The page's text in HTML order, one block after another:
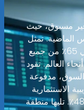
مسبوق، حيث
الخمس الماضية. تمثل
أنظمة تخزين الطاقة والكهروضوئية الآن حوالي 65٪ من جميع
العالم. تقود
62٪ من حصة السوق، مدفوعة
الاستثمارية
التي تقلل التكاليف الإجمالية للنظام بنسبة 30-48٪. تليها منطقة